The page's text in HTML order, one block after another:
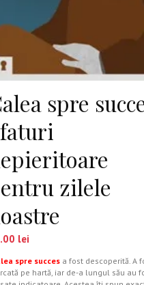
spre
zilele
lei
spre succes a fost descoperită. A
pe hartă, iar de-a lungul său au